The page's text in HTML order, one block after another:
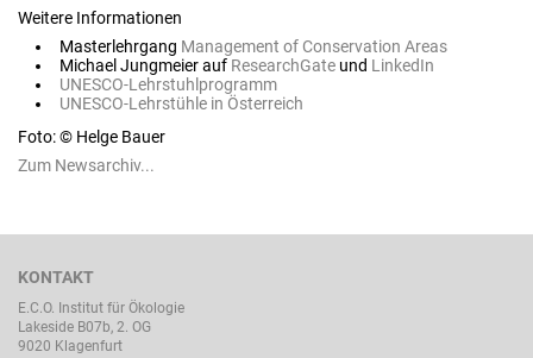
Weitere Informationen
Masterlehrgang Management of Conservation Areas
Michael Jungmeier auf ResearchGate und LinkedIn
UNESCO-Lehrstuhlprogramm
UNESCO-Lehrstühle in Österreich
Foto: © Helge Bauer
Zum Newsarchiv...
KONTAKT
E.C.O. Institut für Ökologie
Lakeside B07b, 2. OG
9020 Klagenfurt